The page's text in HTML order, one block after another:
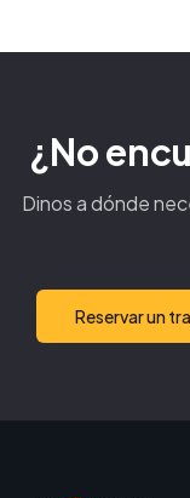
¿No
Dinos a dónde
Reservar un